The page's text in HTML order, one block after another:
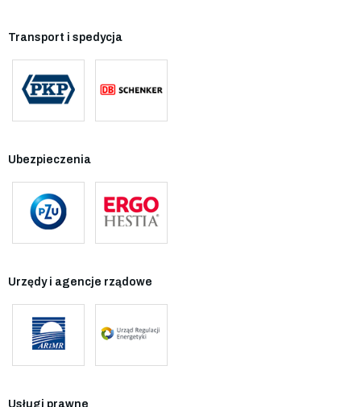
Transport i spedycja
Ubezpieczenia
Urzędy i agencje rządowe
Usługi prawne